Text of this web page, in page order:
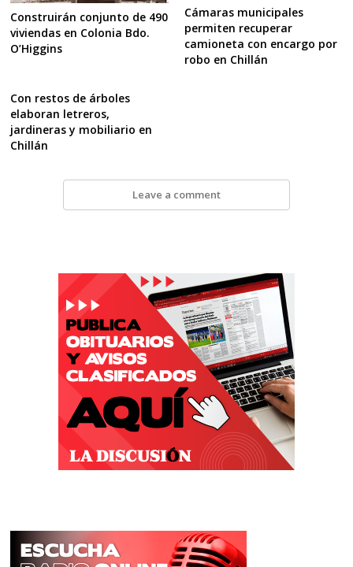
Construirán conjunto de 490
viviendas en Colonia Bdo.
O’Higgins
Cámaras municipales
permiten recuperar
camioneta con encargo por
robo en Chillán
Con restos de árboles
elaboran letreros,
jardineras y mobiliario en
Chillán
Leave a comment